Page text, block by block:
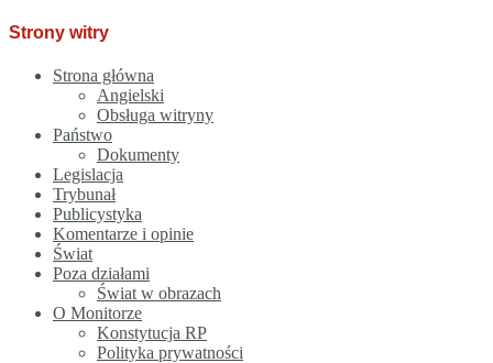
Strony witry
Strona główna
Angielski
Obsługa witryny
Państwo
Dokumenty
Legislacja
Trybunał
Publicystyka
Komentarze i opinie
Świat
Poza działami
Świat w obrazach
O Monitorze
Konstytucja RP
Polityka prywatności